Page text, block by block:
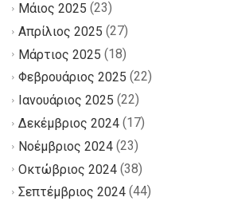
Μάιος 2025 (23)
Απρίλιος 2025 (27)
Μάρτιος 2025 (18)
Φεβρουάριος 2025 (22)
Ιανουάριος 2025 (22)
Δεκέμβριος 2024 (17)
Νοέμβριος 2024 (23)
Οκτώβριος 2024 (38)
Σεπτέμβριος 2024 (44)